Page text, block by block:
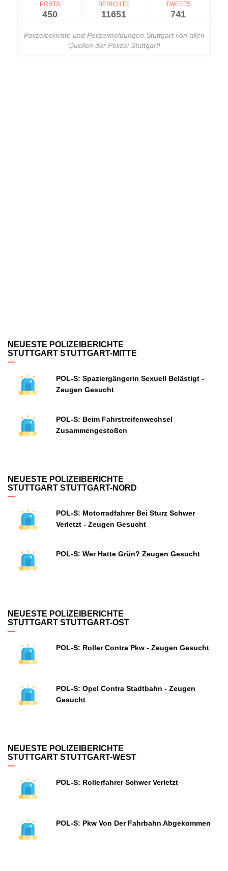
POSTS
450
BERICHTE
11651
TWEETS
741
Polizeiberichte und Polizeimeldungen Stuttgart von allen
Quellen der Polizei Stuttgart!
NEUESTE POLIZEIBERICHTE
STUTTGART STUTTGART-MITTE
POL-S: Spaziergängerin Sexuell Belästigt -
Zeugen Gesucht
POL-S: Beim Fahrstreifenwechsel
Zusammengestoßen
NEUESTE POLIZEIBERICHTE
STUTTGART STUTTGART-NORD
POL-S: Motorradfahrer Bei Sturz Schwer
Verletzt - Zeugen Gesucht
POL-S: Wer Hatte Grün? Zeugen Gesucht
NEUESTE POLIZEIBERICHTE
STUTTGART STUTTGART-OST
POL-S: Roller Contra Pkw - Zeugen Gesucht
POL-S: Opel Contra Stadtbahn - Zeugen
Gesucht
NEUESTE POLIZEIBERICHTE
STUTTGART STUTTGART-WEST
POL-S: Rollerfahrer Schwer Verletzt
POL-S: Pkw Von Der Fahrbahn Abgekommen